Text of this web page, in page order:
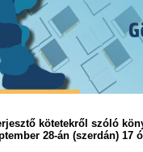
kötetekről szóló
28-án (szerdán) 17